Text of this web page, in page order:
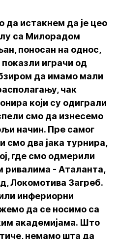
да истакнем да је цео
са Милорадом
поносан на однос,
показли играчи од
да имамо мали
чак
који су одиграли
смо да изнесемо
начин. Пре самог
смо два јака турнира,
где смо одмерили
ривалима - Аталанта,
Локомотива Загреб.
инфериорни
да се носимо са
академијама. Што
немамо шта да